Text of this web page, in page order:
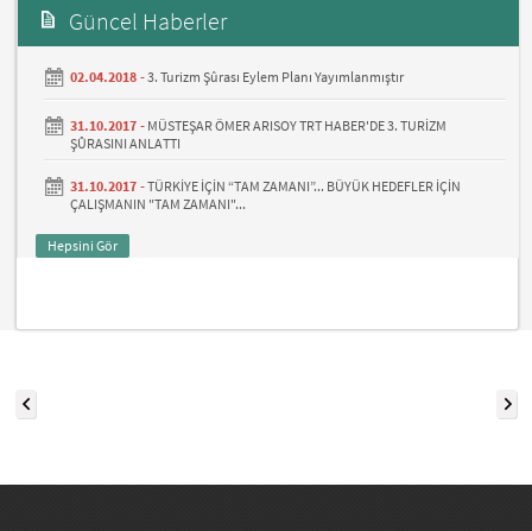
Güncel Haberler
02.04.2018 -3. Turizm Şûrası Eylem Planı Yayımlanmıştır
31.10.2017 - MÜSTEŞAR ÖMER ARISOY TRT HABER'DE 3. TURİZM
ŞÛRASINI ANLATTI
31.10.2017 -TÜRKİYE İÇİN “TAM ZAMANI”... BÜYÜK HEDEFLER İÇİN
ÇALIŞMANIN "TAM ZAMANI"...
Hepsini Gör